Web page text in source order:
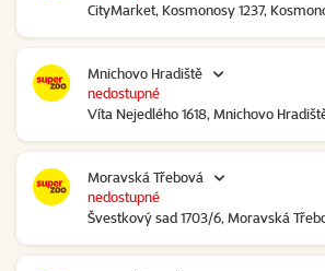
CityMarket, Kosmonosy 1237,
Mnichovo Hradiště
Víta Nejedlého 1618, Mnichovo
nedostupné
Moravská Třebová
Švestkový sad 1703/6, Moravská
nedostupné